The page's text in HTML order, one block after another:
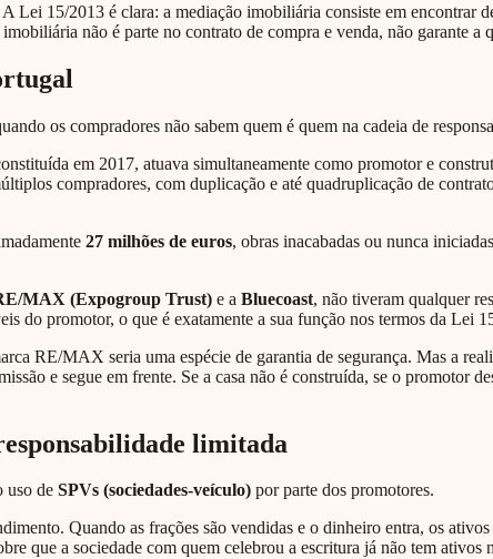
Lei 15/2013 é clara: a mediação imobiliária consiste em encontrar
não é parte no contrato de compra e venda, não garante
os compradores não sabem quem é quem na cadeia de
em 2017, atuava simultaneamente como promotor e
compradores, com duplicação e até quadruplicação de
27 milhões de euros, obras inacabadas ou nunca
MAX (Expogroup Trust) e a Bluecoast, não tiveram qualquer
do promotor, o que é exatamente a sua função nos termos da Lei
RE/MAX seria uma espécie de garantia de segurança. Mas a
e segue em frente. Se a casa não é construída, se o promotor
limitada
uso de SPVs (sociedades-veículo) por parte dos promotores.
Quando as frações são vendidas e o dinheiro entra, os
que a sociedade com quem celebrou a escritura já não tem